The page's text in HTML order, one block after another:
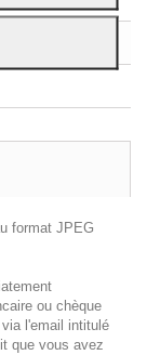
format JPEG
ou chèque
l'email intitulé
que vous avez